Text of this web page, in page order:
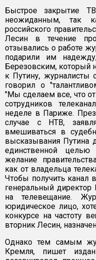
Быстрое закрытие
неожиданным, так
российского
Лесин в течение
отзывались о работе
подарили им
Березовским, который
к Путину, журналисты
говорил о
"Мы сделаем все, что
сотрудников
неделе в Париже.
случае с НТВ,
вмешиваться в
высказывания Путина
единственной целью
желание
как от владельца
Чтобы получить канал
генеральный директор
на телевещание.
юридическое лицо,
конкурсе на частоту
вторник Лесин,
Однако тем самым
Кремля, пишет